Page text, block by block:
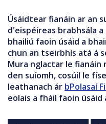
Úsáidtear fianáin ar an
d'eispéireas brabhsála
bhailiú faoin úsáid a
chun an tseirbhís atá á
Mura nglactar le
den suíomh, cosúil le
leathanach ár bPolasaí
eolais a fháil faoin úsáid